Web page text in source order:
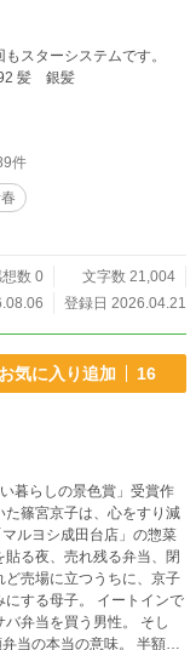
スターシステムです。
髪 銀髪
件
数 0
文字数 21,004
登録日 2026.04.21
お気に入り追加 16
暮らしの景色賞」受賞作
ルヨシ成田台店」の惣菜
ど売場に立つうちに、京子
弁当を買う男性。 そし
本当の意味。 半額に